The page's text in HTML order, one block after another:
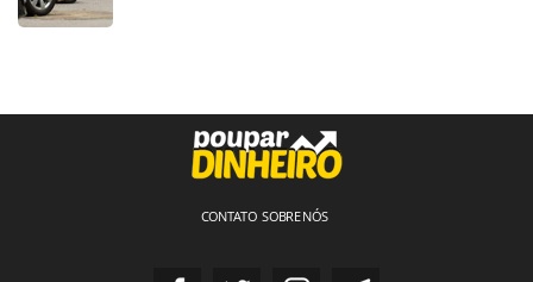
CONTATO SOBRE NÓS